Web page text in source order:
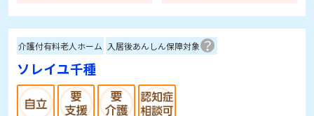
介護付有料老人ホーム 入居後あんしん保障対象
ソレイユ千種